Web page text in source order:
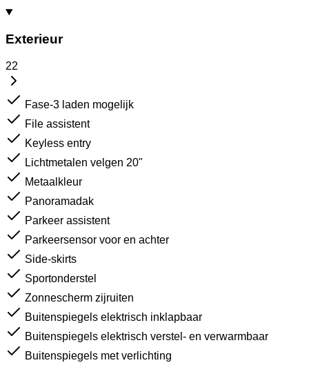
Exterieur
22
Fase-3 laden mogelijk
File assistent
Keyless entry
Lichtmetalen velgen 20"
Metaalkleur
Panoramadak
Parkeer assistent
Parkeersensor voor en achter
Side-skirts
Sportonderstel
Zonnescherm zijruiten
Buitenspiegels elektrisch inklapbaar
Buitenspiegels elektrisch verstel- en verwarmbaar
Buitenspiegels met verlichting